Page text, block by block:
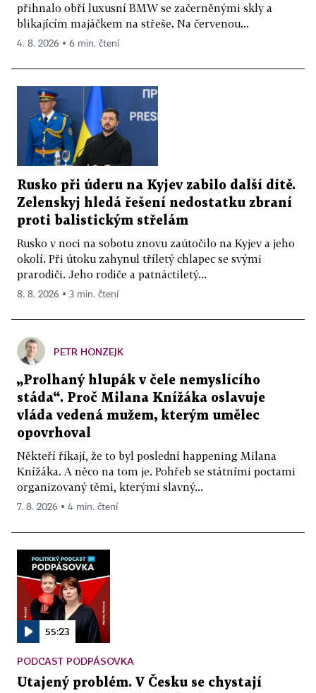
přihnalo obří luxusní BMW se začerněnými skly a
blikajícím majáčkem na střeše. Na červenou...
4. 8. 2026 ▪ 6 min. čtení
Rusko při úderu na Kyjev zabilo další dítě.
Zelenskyj hledá řešení nedostatku zbraní
proti balistickým střelám
Rusko v noci na sobotu znovu zaútočilo na Kyjev a jeho
okolí. Při útoku zahynul tříletý chlapec se svými
prarodiči. Jeho rodiče a patnáctiletý...
8. 8. 2026 ▪ 3 min. čtení
PETR HONZEJK
„Prolhaný hlupák v čele nemyslícího
stáda“. Proč Milana Knížáka oslavuje
vláda vedená mužem, kterým umělec
opovrhoval
Někteří říkají, že to byl poslední happening Milana
Knížáka. A něco na tom je. Pohřeb se státními poctami
organizovaný těmi, kterými slavný...
7. 8. 2026 ▪ 4 min. čtení
55:23
PODCAST PODPÁSOVKA
Utajený problém. V Česku se chystají